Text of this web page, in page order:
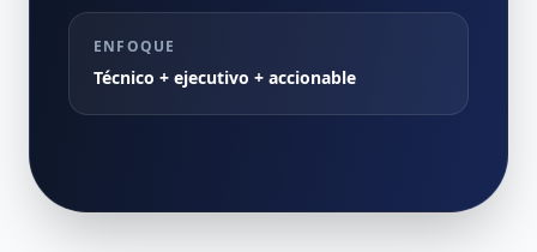
ENFOQUE
Técnico + ejecutivo + accionable